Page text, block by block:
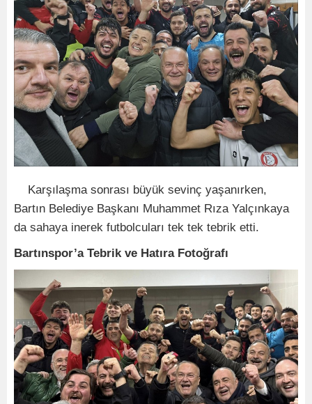
Karşılaşma sonrası büyük sevinç yaşanırken,
Bartın Belediye Başkanı Muhammet Rıza Yalçınkaya
da sahaya inerek futbolcuları tek tek tebrik etti.
Bartınspor’a Tebrik ve Hatıra Fotoğrafı